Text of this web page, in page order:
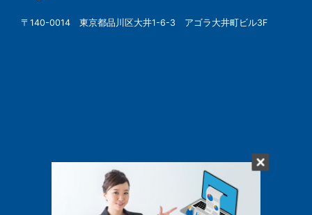
〒140-0014 東京都品川区大井1-6-3 アゴラ大井町ビル3F